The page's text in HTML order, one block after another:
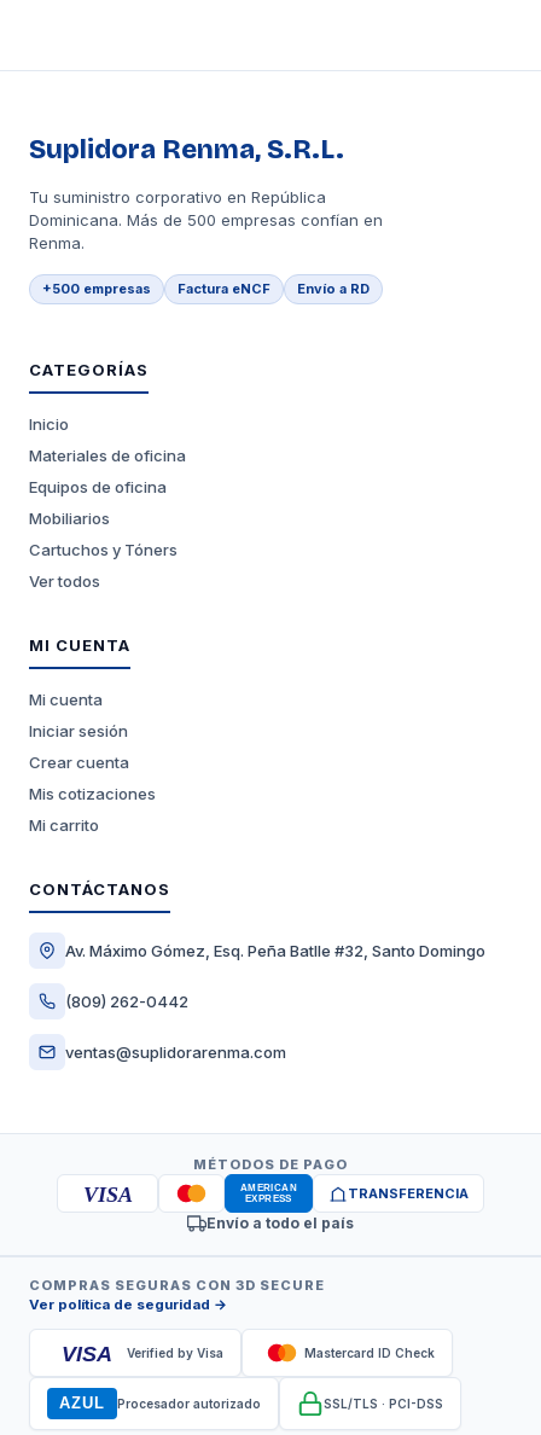
Suplidora Renma, S.R.L.
Tu suministro corporativo en República
Dominicana. Más de 500 empresas confían en
Renma.
+500 empresas Factura eNCF Envío a RD
CATEGORÍAS
Inicio
Materiales de oficina
Equipos de oficina
Mobiliarios
Cartuchos y Tóners
Ver todos
MI CUENTA
Mi cuenta
Iniciar sesión
Crear cuenta
Mis cotizaciones
Mi carrito
CONTÁCTANOS
Av. Máximo Gómez, Esq. Peña Batlle #32, Santo Domingo
(809) 262-0442
ventas@suplidorarenma.com
MÉTODOS DE PAGO
VISA TRANSFERENCIA
Envío a todo el país
COMPRAS SEGURAS CON 3D SECURE
Ver política de seguridad →
VISA Verified by Visa Mastercard ID Check
AZUL Procesador autorizado SSL/TLS · PCI-DSS